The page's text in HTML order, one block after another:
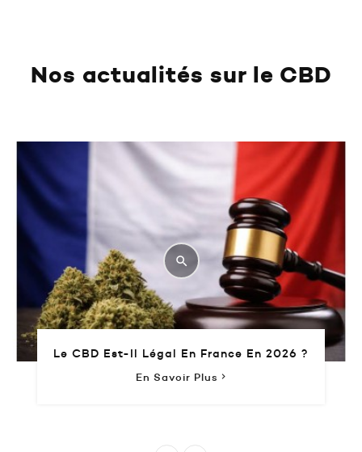
Nos actualités sur le CBD
Le CBD Est-Il Légal En France En 2026 ?
En Savoir Plus